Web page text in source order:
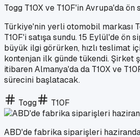
Togg T10X ve T10F'in Avrupa'da ön
Türkiye'nin yerli otomobil markası
T10F'i satışa sundu. 15 Eylül'de ön
büyük ilgi görürken, hızlı teslimat
kontenjan ilk günde tükendi. Şirket
itibaren Almanya'da da T10X ve
sürecini başlatacak.
Togg T10F
ABD'de fabrika siparişleri